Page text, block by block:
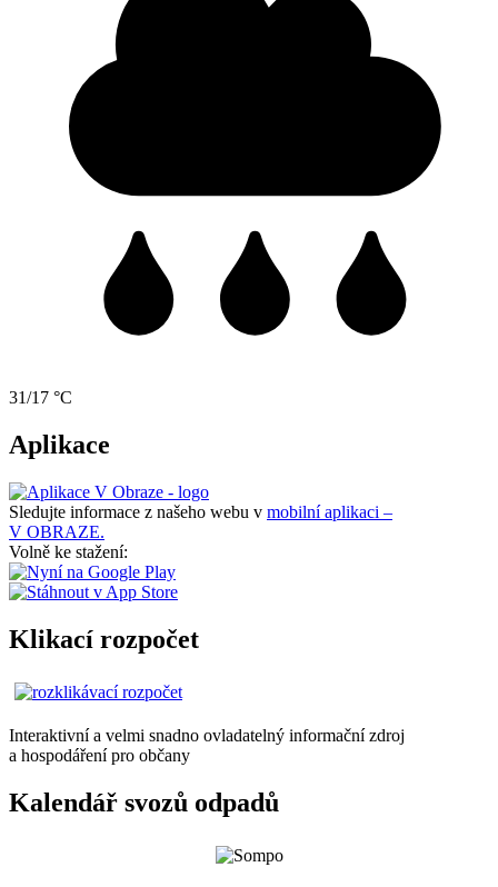
31/17 °C
Aplikace
Sledujte informace z našeho webu v mobilní aplikaci –
V OBRAZE.
Volně ke stažení:
Klikací rozpočet
Interaktivní a velmi snadno ovladatelný informační zdroj
a hospodáření pro občany
Kalendář svozů odpadů